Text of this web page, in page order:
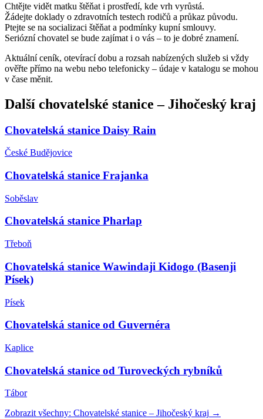
Chtějte vidět matku štěňat i prostředí, kde vrh vyrůstá.
Žádejte doklady o zdravotních testech rodičů a průkaz původu.
Ptejte se na socializaci štěňat a podmínky kupní smlouvy.
Seriózní chovatel se bude zajímat i o vás – to je dobré znamení.
Aktuální ceník, otevírací dobu a rozsah nabízených služeb si vždy
ověřte přímo na webu nebo telefonicky – údaje v katalogu se mohou
v čase měnit.
Další chovatelské stanice – Jihočeský kraj
Chovatelská stanice Daisy Rain
České Budějovice
Chovatelská stanice Frajanka
Soběslav
Chovatelská stanice Pharlap
Třeboň
Chovatelská stanice Wawindaji Kidogo (Basenji
Písek)
Písek
Chovatelská stanice od Guvernéra
Kaplice
Chovatelská stanice od Turoveckých rybníků
Tábor
Zobrazit všechny: Chovatelské stanice – Jihočeský kraj →